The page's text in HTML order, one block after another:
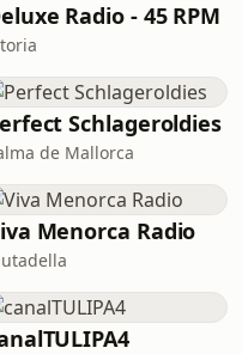
Radio - 45 RPM
Schlageroldies
de Mallorca
Menorca Radio